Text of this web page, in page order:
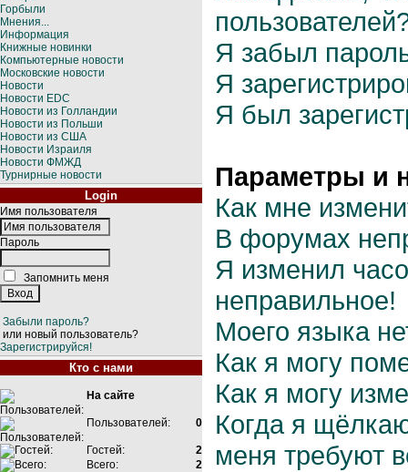
Горбыли
Мнения...
Информация
Книжные новинки
Компьютерные новости
Московские новости
Новости
Новости EDC
Новости из Голландии
Новости из Польши
Новости из США
Новости Израиля
Новости ФМЖД
Турнирные новости
Login
Имя пользователя
Пароль
Запомнить меня
Забыли пароль?
или новый пользователь?
Зарегистрируйся!
Кто с нами
На сайте
Пользователей: 0
Гостей:
2
Всего:
2
Я забыл
Я
Я был
Параметры и
Как мне
В форумах
Я изменил
неправильное!
Моего языка
Как я могу
Как я могу
Когда я
меня требуют